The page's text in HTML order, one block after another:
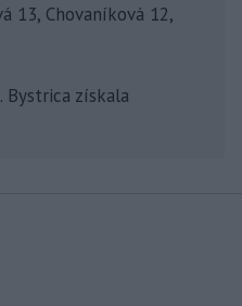
13, Chovaníková 12,
Bystrica získala